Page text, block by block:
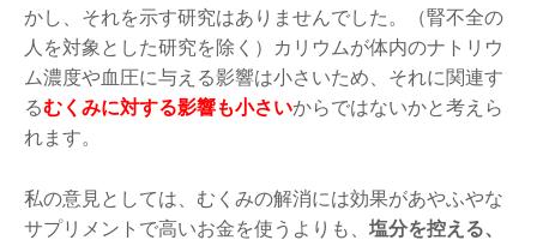
かし、それを示す研究はありませんでした。（腎不全の
人を対象とした研究を除く）カリウムが体内のナトリウ
ム濃度や血圧に与える影響は小さいため、それに関連す
るむくみに対する影響も小さいからではないかと考えら
れます。
私の意見としては、むくみの解消には効果があやふやな
サプリメントで高いお金を使うよりも、 塩分を控える、